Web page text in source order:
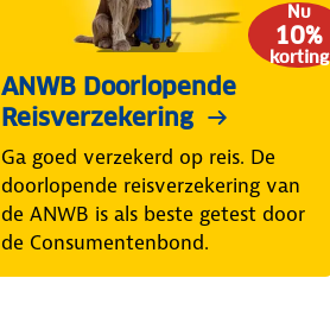
Nu
10%
korting
ANWB Doorlopende
Reisverzekering
Ga goed verzekerd op reis. De
doorlopende reisverzekering van
de ANWB is als beste getest door
de Consumentenbond.